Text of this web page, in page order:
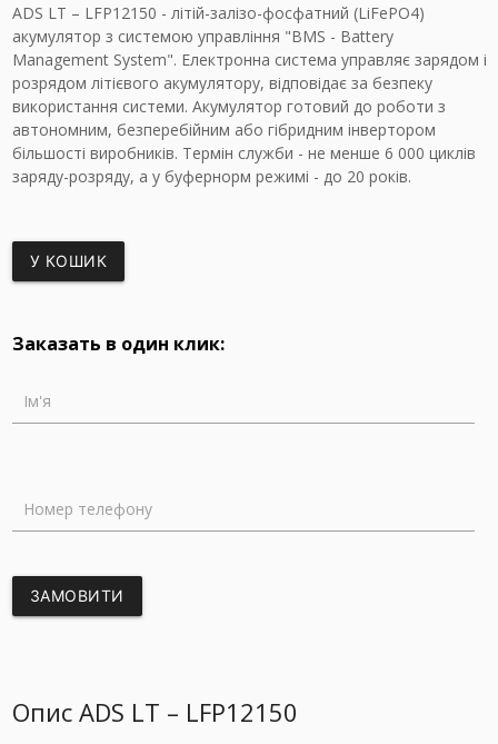
ADS LT – LFP12150 - літій-залізо-фосфатний (LiFePO4)
акумулятор з системою управління "BMS - Battery
Management System". Електронна система управляє зарядом і
розрядом літієвого акумулятору, відповідає за безпеку
використання системи. Акумулятор готовий до роботи з
автономним, безперебійним або гібридним інвертором
більшості виробників. Термін служби - не менше 6 000 циклів
заряду-розряду, а у буфернорм режимі - до 20 років.
У КОШИК
Заказать в один клик:
Ім'я
Номер телефону
ЗАМОВИТИ
Опис ADS LT – LFP12150